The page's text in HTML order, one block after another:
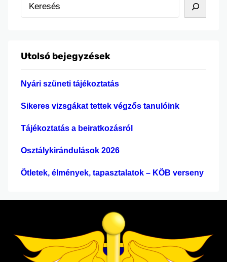
öltözött, őket a DÖK oklevélelel és különdíjjal
s
Utolsó bejegyzések
Nyári szüneti tájékoztatás
Sikeres vizsgákat tettek végzős tanulóink
Tájékoztatás a beiratkozásról
Osztálykirándulások 2026
Ötletek, élmények, tapasztalatok – KÖB verseny